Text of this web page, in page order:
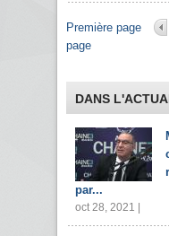
Pages
Première page
page
DANS
par...
oct 28, 2021 |